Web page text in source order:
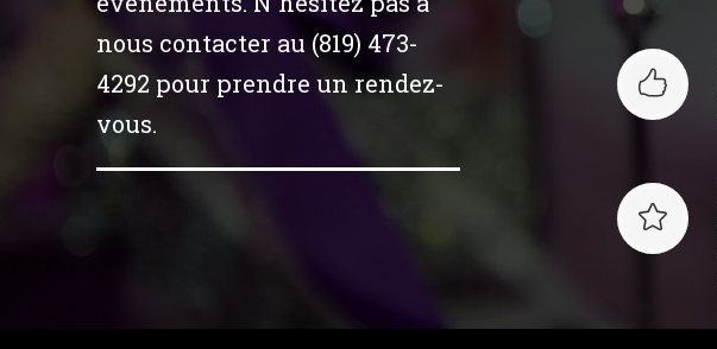
nous contacter au (819) 473-
4292 pour prendre un rendez-
vous.